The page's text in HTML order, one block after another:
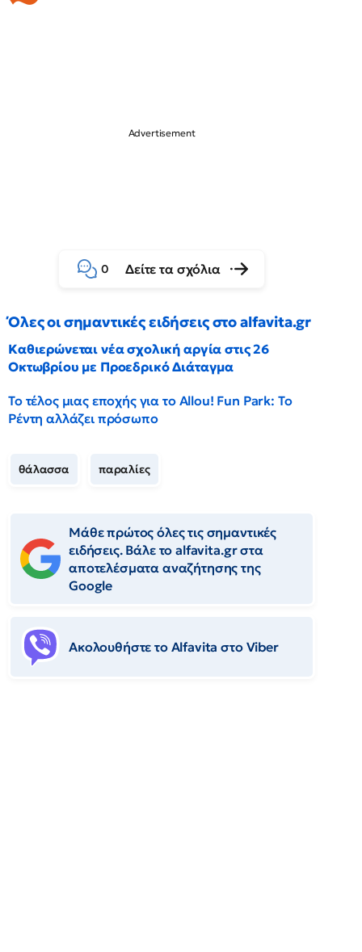
0 Δείτε τα σχόλια
Όλες οι σημαντικές ειδήσεις στο alfavita.gr
Καθιερώνεται νέα σχολική αργία στις 26
Οκτωβρίου με Προεδρικό Διάταγμα
Το τέλος μιας εποχής για το Allou! Fun Park: Το
Ρέντη αλλάζει πρόσωπο
θάλασσα παραλίες
Μάθε πρώτος όλες τις σημαντικές
ειδήσεις. Βάλε το alfavita.gr στα
αποτελέσματα αναζήτησης της
Google
Ακολουθήστε το Αlfavita στο Viber